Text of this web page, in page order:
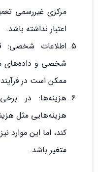
مرکزی غیررسمی
اعتبار نداشته باشد.
اطلاعات شخصی:
شخصی و داده‌های
ممکن است در
هزینه‌ها: در
هزینه‌هایی مثل
کند، اما این
متغیر باشد.